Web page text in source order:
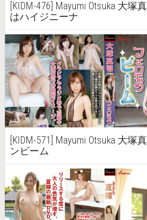
[KIDM-476] Mayumi Otsuka 大塚
はハイジニーナ
[KIDM-571] Mayumi Otsuka 大塚
ンビーム